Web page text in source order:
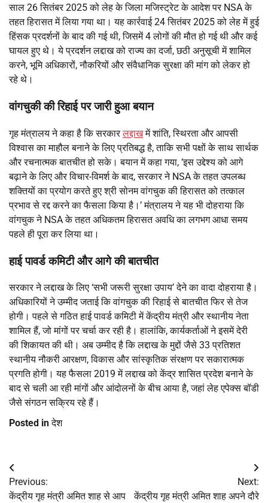
साल 26 सितंबर 2025 को लेह के जिला मजिस्ट्रेट के आदेश पर NSA के
तहत हिरासत में लिया गया था। यह कार्रवाई 24 सितंबर 2025 को लेह में हुई
हिंसक प्रदर्शनों के बाद की गई थी, जिसमें 4 लोगों की मौत हो गई थी और कई
घायल हुए थे। ये प्रदर्शन लद्दाख को राज्य का दर्जा, छठी अनुसूची में शामिल
करने, भूमि अधिकारों, नौकरियों और संवैधानिक सुरक्षा की मांग को लेकर हो
रहे थे।
वांगचुकी की रिहाई पर जारी हुआ बयान
गृह मंत्रालय ने कहा है कि सरकारलद्दाखमें शांति, स्थिरता और आपसी
विश्वास का माहौल बनाने के लिए प्रतिबद्ध है, ताकि सभी पक्षों के साथ सार्थक
और रचनात्मक बातचीत हो सके। बयान में कहा गया, ‘इस उद्देश्य को आगे
बढ़ाने के लिए और विचार-विमर्श के बाद, सरकार ने NSA के तहत उपलब्ध
शक्तियों का प्रयोग करते हुए श्री सोनम वांगचुक की हिरासत को तत्काल
प्रभाव से रद्द करने का फैसला किया है।’ मंत्रालय ने यह भी दोहराया कि
वांगचुक ने NSA के तहत अधिकतम हिरासत अवधि का लगभग आधा समय
पहले ही पूरा कर लिया था।
हाई पावर्ड कमिटी और आगे की बातचीत
सरकार ने लद्दाख के लिए ‘सभी जरूरी सुरक्षा उपाय’ देने का वादा दोहराया है।
अधिकारियों ने उम्मीद जताई कि वांगचुक की रिहाई से बातचीत फिर से तेज
होगी। पहले से गठित हाई पावर्ड कमिटी में केंद्रीय मंत्री और स्थानीय नेता
शामिल हैं, जो मांगों पर चर्चा कर रही है। हालांकि, कार्यकर्ताओं ने इसमें देरी
की शिकायत की थी। अब उम्मीद है कि लद्दाख के मुद्दों जैसे 33 प्रतिशत
स्थानीय नौकरी आरक्षण, विकास और सांस्कृतिक संरक्षण पर सकारात्मक
प्रगति होगी। यह फैसला 2019 में लद्दाख को केंद्र शासित प्रदेश बनाने के
बाद से चली आ रही मांगों और आंदोलनों के बीच आया है, जहां लेह एपेक्स बॉडी
जैसे संगठन सक्रिय रहे हैं।
Posted inदेश
Post
navigation
Previous:
केंद्रीय गृह मंत्री अमित शाह से आप
Next:
केंद्रीय गृह मंत्री अमित शाह अपने दौरे